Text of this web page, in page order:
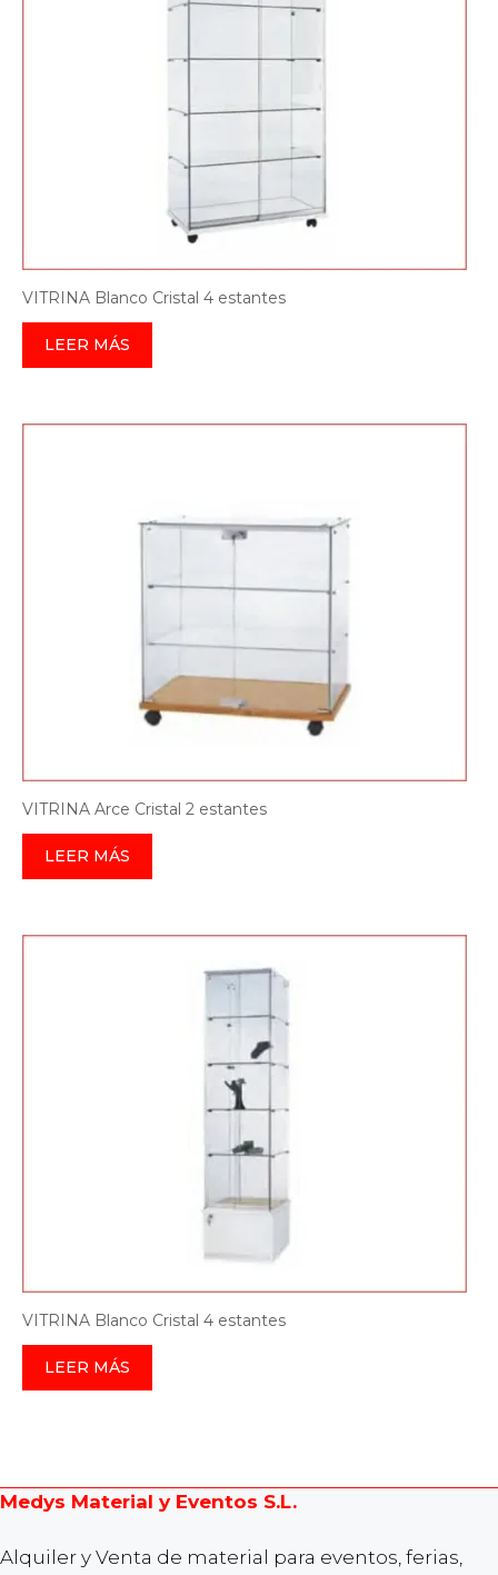
VITRINA Blanco Cristal 4 estantes
LEER MÁS
VITRINA Arce Cristal 2 estantes
LEER MÁS
VITRINA Blanco Cristal 4 estantes
LEER MÁS
Medys Material y Eventos S.L.
Alquiler y Venta de material para eventos, ferias,